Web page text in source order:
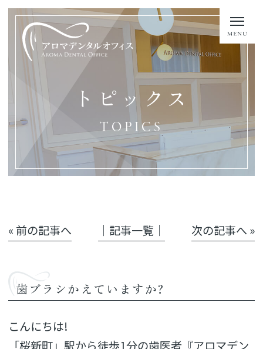
トピックス
TOPICS
« 前の記事へ │記事一覧│ 次の記事へ »
歯ブラシかえていますか?
こんにちは!
「桜新町」駅から徒歩1分の歯医者『アロマデン